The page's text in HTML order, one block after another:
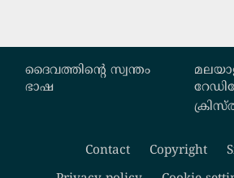
ദൈവത്തിന്‍റെ സ്വന്തം
ഭാഷ
Contact Copyright